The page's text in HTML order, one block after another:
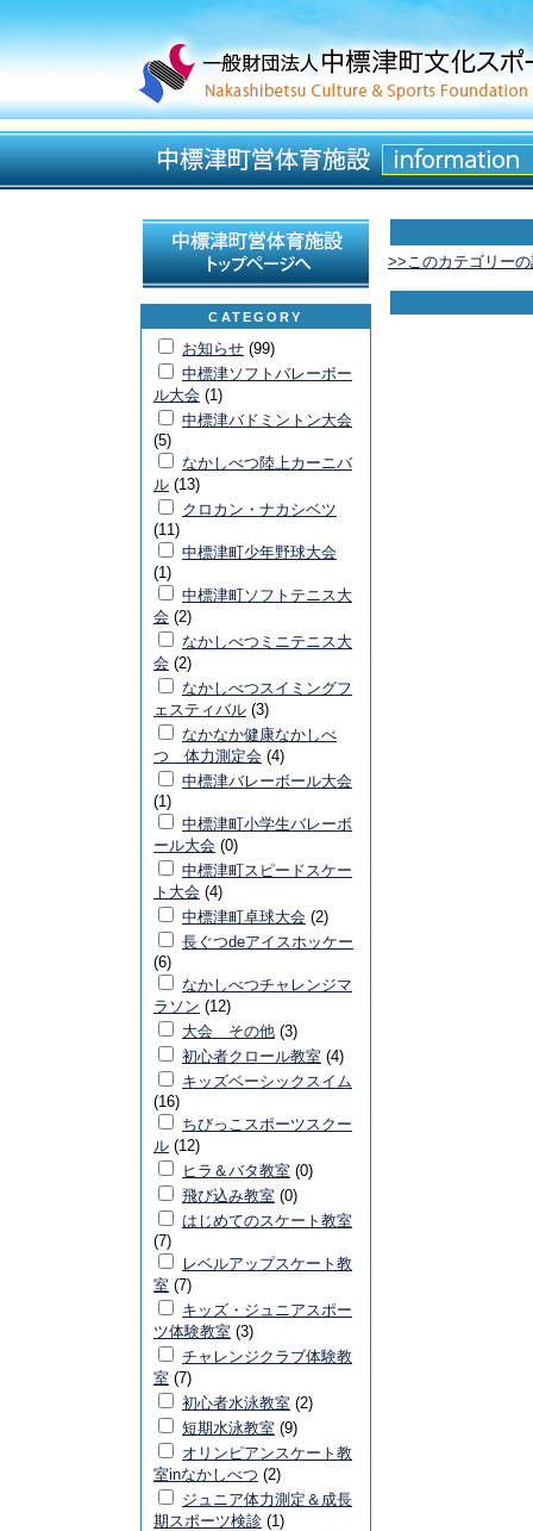
CATEGORY
お知らせ (99)
中標津ソフトバレーボー
ル大会 (1)
中標津バドミントン大会
(5)
なかしべつ陸上カーニバ
ル (13)
クロカン・ナカシベツ
(11)
中標津町少年野球大会
(1)
中標津町ソフトテニス大
会 (2)
なかしべつミニテニス大
会 (2)
なかしべつスイミングフ
ェスティバル (3)
なかなか健康なかしべ
つ 体力測定会 (4)
中標津バレーボール大会
(1)
中標津町小学生バレーボ
ール大会 (0)
中標津町スピードスケー
ト大会 (4)
中標津町卓球大会 (2)
長ぐつdeアイスホッケー
(6)
なかしべつチャレンジマ
ラソン (12)
大会 その他 (3)
初心者クロール教室 (4)
キッズベーシックスイム
(16)
ちびっこスポーツスクー
ル (12)
ヒラ＆バタ教室 (0)
飛び込み教室 (0)
はじめてのスケート教室
(7)
レベルアップスケート教
室 (7)
キッズ・ジュニアスポー
ツ体験教室 (3)
チャレンジクラブ体験教
室 (7)
初心者水泳教室 (2)
短期水泳教室 (9)
オリンピアンスケート教
室inなかしべつ (2)
ジュニア体力測定＆成長
期スポーツ検診 (1)
>>このカテゴリー